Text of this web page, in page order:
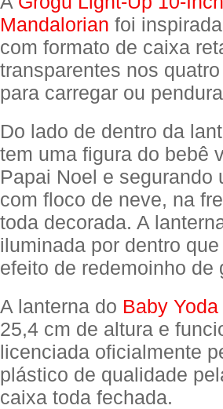
Mandalorian foi
com formato de caixa
transparentes nos
para carregar ou
Do lado de dentro da
tem uma figura do bebê
Papai Noel e segurando
com floco de neve, na
toda decorada. A
iluminada por dentro
efeito de redemoinho de
A lanterna do Baby Yoda
25,4 cm de altura e
licenciada oficialmente
plástico de qualidade
caixa toda fechada.